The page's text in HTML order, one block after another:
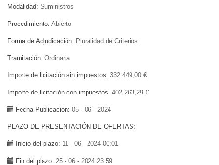
Modalidad Suministros
Procedimiento Abierto
Forma de Adjudicación Pluralidad de Criterios
Tramitación Ordinaria
Importe de licitación sin impuestos 332.449,00 €
Importe de licitación con impuestos 402.263,29 €
Fecha Publicación 05 - 06 - 2024
PLAZO DE PRESENTACIÓN DE OFERTAS
Inicio del plazo 11 - 06 - 2024 00:01
Fin del plazo 25 - 06 - 2024 23:59